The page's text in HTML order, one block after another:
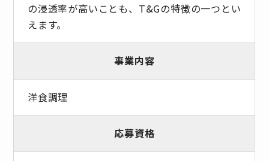
の浸透率が高いことも、T&Gの特徴の一つとい
えます。
事業内容
洋食調理
応募資格